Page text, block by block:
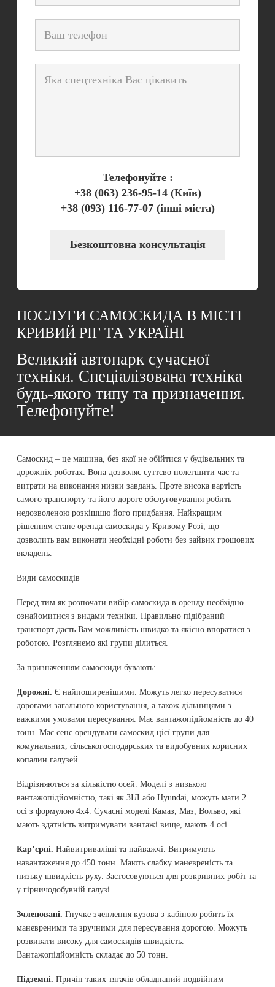
Телефонуйте :
+38 (063) 236-95-14(Київ)
+38 (093) 116-77-07(інші міста)
Безкоштовна консультація
ПОСЛУГИ САМОСКИДА В МІСТІ
КРИВИЙ РІГ ТА УКРАЇНІ
Великий автопарк сучасної
техніки. Спеціалізована техніка
будь-якого типу та призначення.
Телефонуйте!
Самоскид – це машина, без якої не обійтися у будівельних та
дорожніх роботах. Вона дозволяє суттєво полегшити час та
витрати на виконання низки завдань. Проте висока вартість
самого транспорту та його дороге обслуговування робить
недозволеною розкішшю його придбання. Найкращим
рішенням стане оренда самоскида у Кривому Розі, що
дозволить вам виконати необхідні роботи без зайвих грошових
вкладень.
Види самоскидів
Перед тим як розпочати вибір самоскида в оренду необхідно
ознайомитися з видами техніки. Правильно підібраний
транспорт дасть Вам можливість швидко та якісно впоратися з
роботою. Розглянемо які групи ділиться.
За призначенням самоскиди бувають:
Дорожні. Є найпоширенішими. Можуть легко пересуватися
дорогами загального користування, а також дільницями з
важкими умовами пересування. Має вантажопідйомність до 40
тонн. Має сенс орендувати самоскид цієї групи для
комунальних, сільськогосподарських та видобувних корисних
копалин галузей.
Відрізняються за кількістю осей. Моделі з низькою
вантажопідйомністю, такі як ЗІЛ або Hyundai, можуть мати 2
осі з формулою 4х4. Сучасні моделі Камаз, Маз, Вольво, які
мають здатність витримувати вантажі вище, мають 4 осі.
Кар’єрні. Найвитриваліші та найважчі. Витримують
навантаження до 450 тонн. Мають слабку маневреність та
низьку швидкість руху. Застосовуються для розкривних робіт та
у гірничодобувній галузі.
Зчленовані. Гнучке зчеплення кузова з кабіною робить їх
маневреними та зручними для пересування дорогою. Можуть
розвивати високу для самоскидів швидкість.
Вантажопідйомність складає до 50 тонн.
Підземні. Причіп таких тягачів обладнаний подвійним